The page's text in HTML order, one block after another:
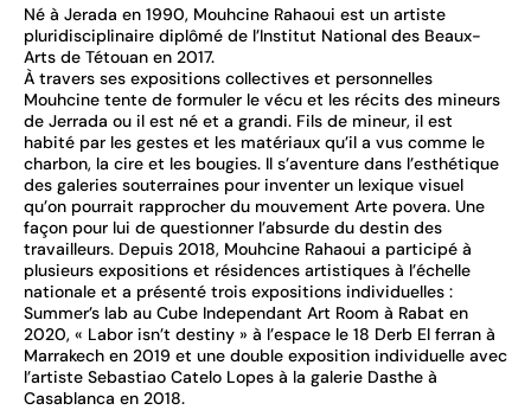
Né à Jerada en 1990, Mouhcine Rahaoui est un artiste
pluridisciplinaire diplômé de l’Institut National des Beaux-
Arts de Tétouan en 2017.
À travers ses expositions collectives et personnelles
Mouhcine tente de formuler le vécu et les récits des mineurs
de Jerrada ou il est né et a grandi. Fils de mineur, il est
habité par les gestes et les matériaux qu’il a vus comme le
charbon, la cire et les bougies. Il s’aventure dans l’esthétique
des galeries souterraines pour inventer un lexique visuel
qu’on pourrait rapprocher du mouvement Arte povera. Une
façon pour lui de questionner l’absurde du destin des
travailleurs. Depuis 2018, Mouhcine Rahaoui a participé à
plusieurs expositions et résidences artistiques à l’échelle
nationale et a présenté trois expositions individuelles :
Summer’s lab au Cube Independant Art Room à Rabat en
2020, « Labor isn’t destiny » à l’espace le 18 Derb El ferran à
Marrakech en 2019 et une double exposition individuelle avec
l’artiste Sebastiao Catelo Lopes à la galerie Dasthe à
Casablanca en 2018.